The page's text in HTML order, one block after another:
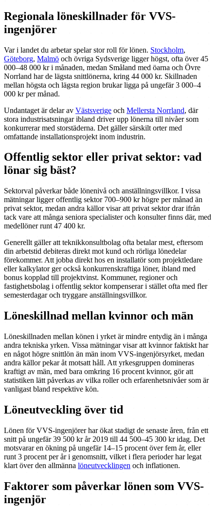
Regionala löneskillnader för VVS-
ingenjörer
Var i landet du arbetar spelar stor roll för lönen. Stockholm,
Göteborg, Malmö och övriga Sydsverige ligger högst, ofta över 45
000–48 000 kr i månaden, medan Småland med öarna och Övre
Norrland har de lägsta snittlönerna, kring 44 000 kr. Skillnaden
mellan högsta och lägsta region brukar ligga på ungefär 3 000–4
000 kr per månad.
Undantaget är delar av Västsverige och Mellersta Norrland, där
stora industrisatsningar ibland driver upp lönerna till nivåer som
konkurrerar med storstäderna. Det gäller särskilt orter med
omfattande installationsprojekt inom industrin.
Offentlig sektor eller privat sektor: vad
lönar sig bäst?
Sektorval påverkar både lönenivå och anställningsvillkor. I vissa
mätningar ligger offentlig sektor 700–900 kr högre per månad än
privat sektor, medan andra källor visar att privat sektor drar ifrån
tack vare att många seniora specialister och konsulter finns där, med
medellöner runt 47 400 kr.
Generellt gäller att teknikkonsultbolag ofta betalar mest, eftersom
din arbetstid debiteras direkt mot kund och rörliga lönedelar
förekommer. Att jobba direkt hos en installatör som projektledare
eller kalkylator ger också konkurrenskraftiga löner, ibland med
bonus kopplad till projektvinst. Kommuner, regioner och
fastighetsbolag i offentlig sektor kompenserar i stället ofta med fler
semesterdagar och tryggare anställningsvillkor.
Löneskillnad mellan kvinnor och män
Löneskillnaden mellan könen i yrket är mindre entydig än i många
andra tekniska yrken. Vissa mätningar visar att kvinnor faktiskt har
en något högre snittlön än män inom VVS-ingenjörsyrket, medan
andra källor pekar åt motsatt håll. Att yrkesgruppen domineras
kraftigt av män, med bara omkring 16 procent kvinnor, gör att
statistiken lätt påverkas av vilka roller och erfarenhetsnivåer som är
vanligast bland respektive kön.
Löneutveckling över tid
Lönen för VVS-ingenjörer har ökat stadigt de senaste åren, från ett
snitt på ungefär 39 500 kr år 2019 till 44 500–45 300 kr idag. Det
motsvarar en ökning på ungefär 14–15 procent över fem år, eller
runt 3 procent per år i genomsnitt, vilket i flera perioder har legat
klart över den allmänna löneutvecklingen och inflationen.
Faktorer som påverkar lönen som VVS-
ingenjör